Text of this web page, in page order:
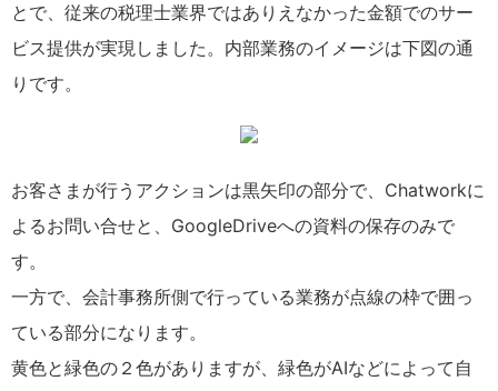
とで、従来の税理士業界ではありえなかった金額でのサー
ビス提供が実現しました。内部業務のイメージは下図の通
りです。
お客さまが行うアクションは黒矢印の部分で、Chatworkに
よるお問い合せと、GoogleDriveへの資料の保存のみで
す。
一方で、会計事務所側で行っている業務が点線の枠で囲っ
ている部分になります。
黄色と緑色の２色がありますが、緑色がAIなどによって自